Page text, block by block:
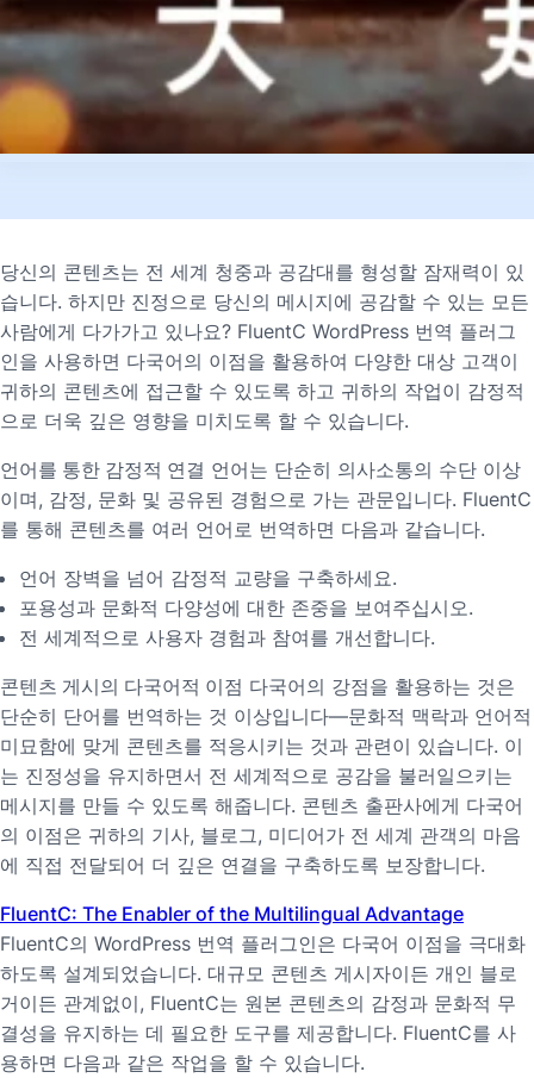
당신의 콘텐츠는 전 세계 청중과 공감대를 형성할 잠재력이 있
습니다. 하지만 진정으로 당신의 메시지에 공감할 수 있는 모든
사람에게 다가가고 있나요? FluentC WordPress 번역 플러그
인을 사용하면 다국어의 이점을 활용하여 다양한 대상 고객이
귀하의 콘텐츠에 접근할 수 있도록 하고 귀하의 작업이 감정적
으로 더욱 깊은 영향을 미치도록 할 수 있습니다.
언어를 통한 감정적 연결 언어는 단순히 의사소통의 수단 이상
이며, 감정, 문화 및 공유된 경험으로 가는 관문입니다. FluentC
를 통해 콘텐츠를 여러 언어로 번역하면 다음과 같습니다.
언어 장벽을 넘어 감정적 교량을 구축하세요.
포용성과 문화적 다양성에 대한 존중을 보여주십시오.
전 세계적으로 사용자 경험과 참여를 개선합니다.
콘텐츠 게시의 다국어적 이점 다국어의 강점을 활용하는 것은
단순히 단어를 번역하는 것 이상입니다—문화적 맥락과 언어적
미묘함에 맞게 콘텐츠를 적응시키는 것과 관련이 있습니다. 이
는 진정성을 유지하면서 전 세계적으로 공감을 불러일으키는
메시지를 만들 수 있도록 해줍니다. 콘텐츠 출판사에게 다국어
의 이점은 귀하의 기사, 블로그, 미디어가 전 세계 관객의 마음
에 직접 전달되어 더 깊은 연결을 구축하도록 보장합니다.
FluentC: The Enabler of the Multilingual Advantage
FluentC의 WordPress 번역 플러그인은 다국어 이점을 극대화
하도록 설계되었습니다. 대규모 콘텐츠 게시자이든 개인 블로
거이든 관계없이, FluentC는 원본 콘텐츠의 감정과 문화적 무
결성을 유지하는 데 필요한 도구를 제공합니다. FluentC를 사
용하면 다음과 같은 작업을 할 수 있습니다.